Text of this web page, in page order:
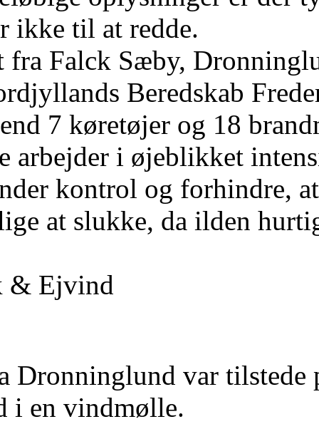
ikke til at redde.
fra Falck Sæby,
Beredskab
7 køretøjer og 18
arbejder i øjeblikket
kontrol og forhindre,
at slukke, da ilden
& Ejvind
Dronninglund var tilstede
i en vindmølle.